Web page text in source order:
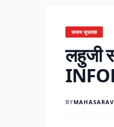
समाज सुधारक
लहुजी
BY